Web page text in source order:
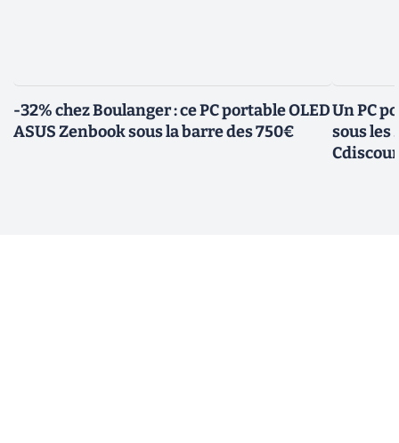
-32% chez Boulanger : ce PC portable OLED
ASUS Zenbook sous la barre des 750€
Un PC
sous les